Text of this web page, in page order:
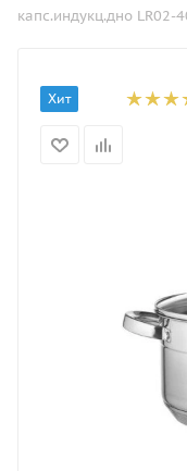
капс.индукц.дно LR02-
Хит